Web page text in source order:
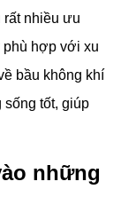
rất nhiều ưu
phù hợp với xu
bầu không khí
tốt, giúp
những